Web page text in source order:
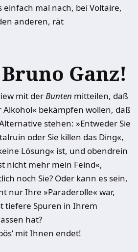
einfach mal nach, bei Voltaire,
anderen, rät
Ganz!
mit derBunten mitteilen, daß
Alkohol« bekämpfen wollen, daß
stehen: »Entweder Sie
oder Sie killen das Ding«,
Lösung« ist, und obendrein
nicht mehr mein Feind«,
noch Sie? Oder kann es sein,
nur Ihre »Paraderolle« war,
tiefere Spuren in Ihrem
hat?
mit Ihnen endet!